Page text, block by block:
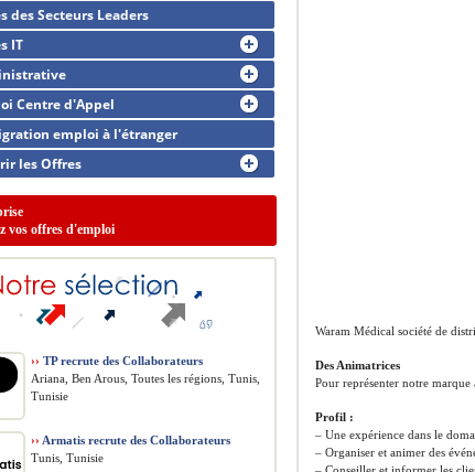
Waram Médical société de
Des Animatrices
Pour représenter notre marque
Profil :
– Une expérience dans le
– Organiser et animer des
des Secteurs Leaders
IT
Centre d'Appel
emploi à l'étranger
les Offres
vos offres d'emploi
›› TP recrute des Collaborateurs
Ariana, Ben Arous, Toutes les régions, Tunis,
Tunisie
›› Armatis recrute des Collaborateurs
Tunis, Tunisie